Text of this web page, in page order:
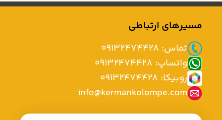
مسیرهای ارتباطی
تماس: 09132474428
واتساپ: 09132474428
روبیکا: 09132474428
info@kermankolompe.com